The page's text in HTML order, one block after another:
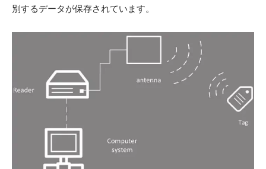
別するデータが保存されています。